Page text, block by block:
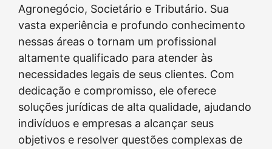
Agronegócio, Societário e Tributário. Sua
vasta experiência e profundo conhecimento
nessas áreas o tornam um profissional
altamente qualificado para atender às
necessidades legais de seus clientes. Com
dedicação e compromisso, ele oferece
soluções jurídicas de alta qualidade, ajudando
indivíduos e empresas a alcançar seus
objetivos e resolver questões complexas de